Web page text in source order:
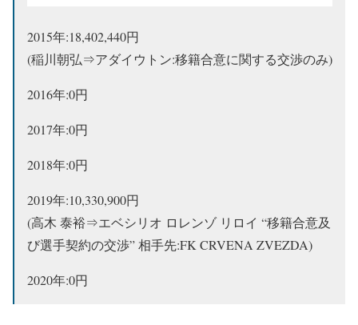
2015年:18,402,440円
(稲川朝弘⇒アダイウトン:移籍合意に関する交渉のみ)
2016年:0円
2017年:0円
2018年:0円
2019年:10,330,900円
(高木 泰裕⇒エベシリオ ロレンゾ リロイ “移籍合意及
び選手契約の交渉” 相手先:FK CRVENA ZVEZDA)
2020年:0円